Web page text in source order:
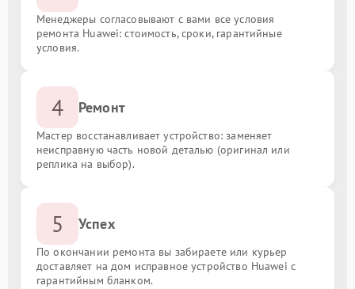
Менеджеры согласовывают с вами все условия
ремонта Huawei: стоимость, сроки, гарантийные
условия.
4 Ремонт
Мастер восстанавливает устройство: заменяет
неисправную часть новой деталью (оригинал или
реплика на выбор).
5 Успех
По окончании ремонта вы забираете или курьер
доставляет на дом исправное устройство Huawei с
гарантийным бланком.